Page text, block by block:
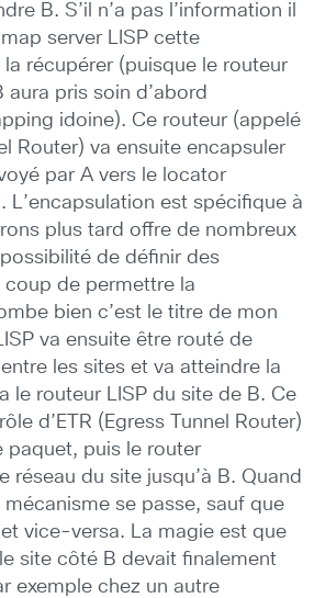
B. S’il n’a pas l’information il
server LISP cette
récupérer (puisque le routeur
aura pris soin d’abord
idoine). Ce routeur (appelé
Router) va ensuite encapsuler
par A vers le locator
L’encapsulation est spécifique à
plus tard offre de nombreux
de définir des
de permettre la
bien c’est le titre de mon
va ensuite être routé de
les sites et va atteindre la
le routeur LISP du site de B. Ce
d’ETR (Egress Tunnel Router)
paquet, puis le router
réseau du site jusqu’à B. Quand
se passe, sauf que
et vice-versa. La magie est que
site côté B devait finalement
exemple chez un autre